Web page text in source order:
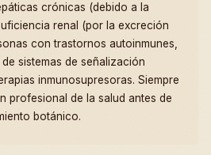
crónicas (debido a la
renal (por la excreción
con trastornos autoinmunes,
sistemas de señalización
inmunosupresoras. Siempre
profesional de la salud antes de
botánico.